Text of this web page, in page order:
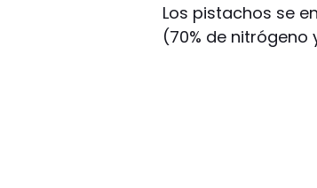
Los pistachos se
(70% de nitrógeno